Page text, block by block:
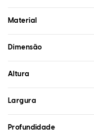
Material
Dimensão
Altura
Largura
Profundidade